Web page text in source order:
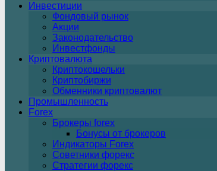
Инвестиции
Фондовый рынок
Акции
Законодательство
Инвестфонды
Криптовалюта
Криптокошельки
Криптобиржи
Обменники криптовалют
Промышленность
Forex
Брокеры forex
Бонусы от брокеров
Индикаторы Forex
Советники форекс
Стратегии форекс